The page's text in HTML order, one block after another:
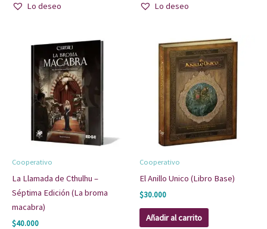
Lo deseo Lo deseo
Cooperativo
La Llamada de Cthulhu –
Séptima Edición (La broma
macabra)
$40.000
Cooperativo
El Anillo Unico (Libro Base)
$30.000
Añadir al carrito